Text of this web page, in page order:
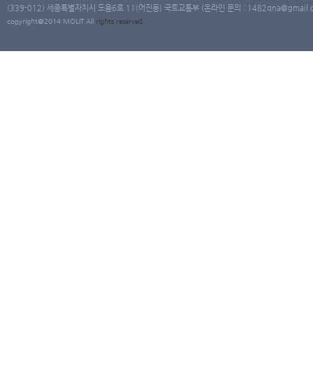
(339-012) 세종특별자치시 도움6로 11(어진동) 국토교통부 (온라인 문의 :
copyright@2014 MOLIT All rights reserved.